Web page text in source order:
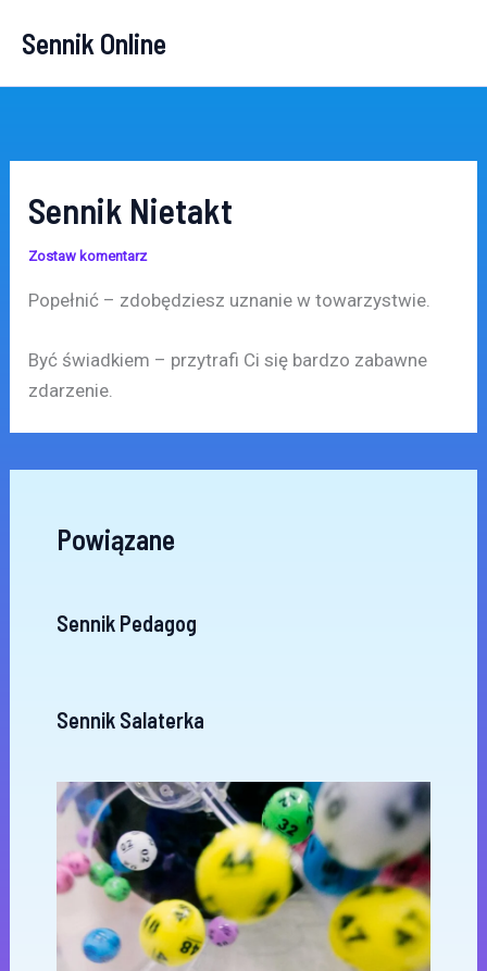
Sennik Online
Sennik Nietakt
Zostaw komentarz
Popełnić – zdobędziesz uznanie w towarzystwie.
Być świadkiem – przytrafi Ci się bardzo zabawne
zdarzenie.
Powiązane
Sennik Pedagog
Sennik Salaterka